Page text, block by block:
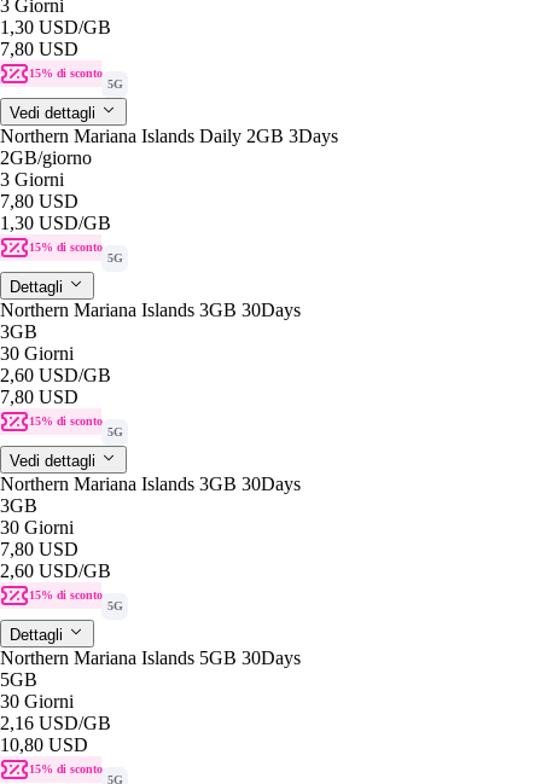
3 Giorni
1,30 USD/GB
7,80 USD
15% di sconto
5G
Vedi dettagli
Northern Mariana Islands Daily 2GB 3Days
2GB/giorno
3 Giorni
7,80 USD
1,30 USD/GB
15% di sconto
5G
Dettagli
Northern Mariana Islands 3GB 30Days
3GB
30 Giorni
2,60 USD/GB
7,80 USD
15% di sconto
5G
Vedi dettagli
Northern Mariana Islands 3GB 30Days
3GB
30 Giorni
7,80 USD
2,60 USD/GB
15% di sconto
5G
Dettagli
Northern Mariana Islands 5GB 30Days
5GB
30 Giorni
2,16 USD/GB
10,80 USD
15% di sconto
5G